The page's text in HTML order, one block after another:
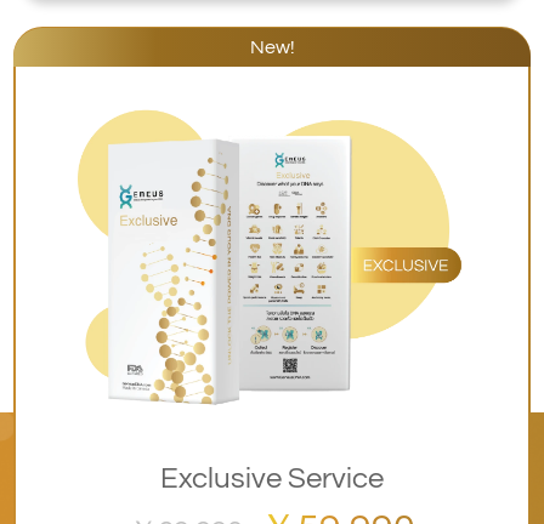
New!
Exclusive Service